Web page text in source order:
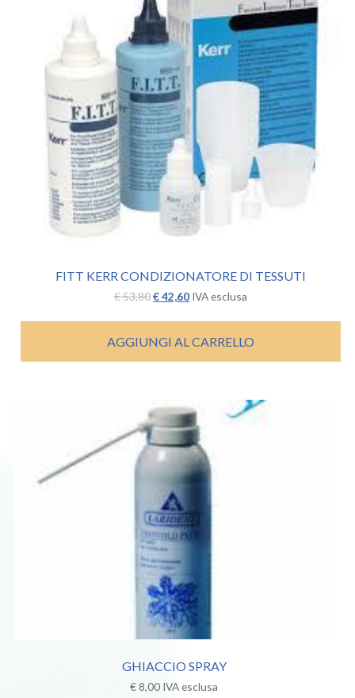
FITT KERR CONDIZIONATORE DI TESSUTI
€53,80Il
originale
era:
€ 53,80.
€42,60Il
attuale
è:
€ 42,60.
IVA esclusa
AGGIUNGI AL CARRELLO
GHIACCIO SPRAY
€8,00 IVA esclusa